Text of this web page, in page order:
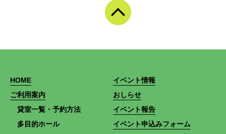
HOME
ご利用案内
貸室一覧・予約方法
多目的ホール
イベント情報
おしらせ
イベント報告
イベント申込みフォーム